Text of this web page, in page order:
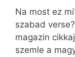
Na most ez
szabad
magazin
szemle a